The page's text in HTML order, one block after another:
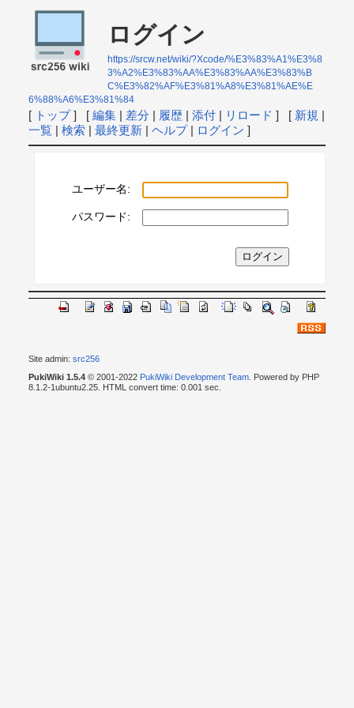
ログイン
https://srcw.net/wiki/?Xcode/%E3%83%A1%E3%8
3%A2%E3%83%AA%E3%83%AA%E3%83%B
C%E3%82%AF%E3%81%A8%E3%81%AE%E
6%88%A6%E3%81%84
[ トップ] [ 編集| 差分 | 履歴| 添付| リロード ] [ 新規 |
一覧| 検索| 最終更新| ヘルプ| ログイン ]
ユーザー名:
パスワード:
Site admin: src256
PukiWiki 1.5.4© 2001-2022 PukiWiki Development Team. Powered by PHP
8.1.2-1ubuntu2.25. HTML convert time: 0.001 sec.